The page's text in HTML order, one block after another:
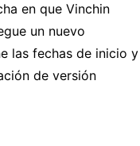
en que Vinchin
un nuevo
las fechas de inicio y
de versión